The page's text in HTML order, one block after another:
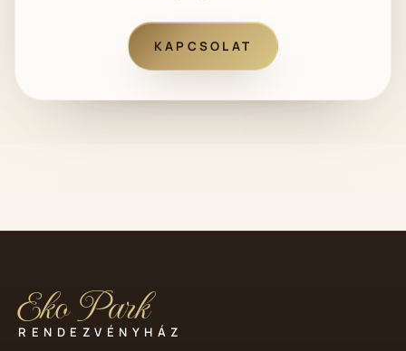
KAPCSOLAT
Eko Park
RENDEZVÉNYHÁZ